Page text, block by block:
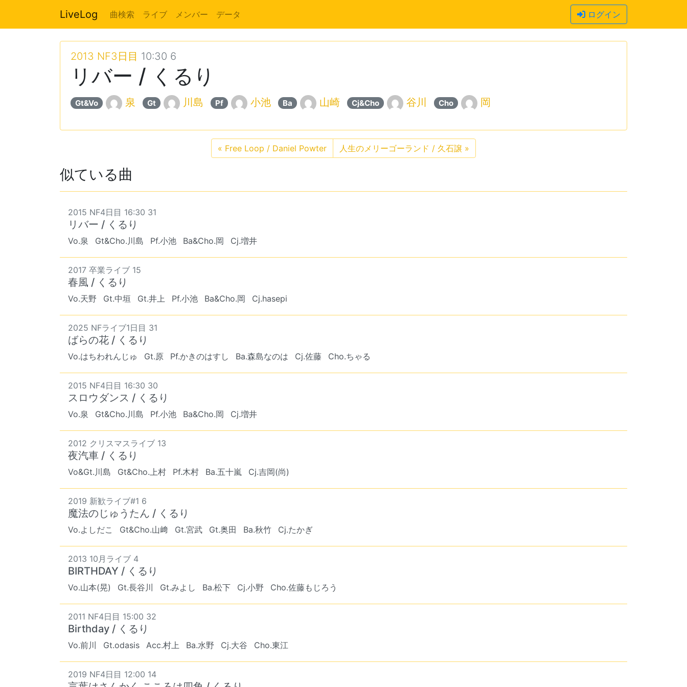
LiveLog 曲検索 ライブ メンバー データ ログイン
2013 NF3日目 10:30 6
リバー / くるり
Gt&Vo 泉 Gt 川島 Pf 小池 Ba 山崎 Cj&Cho 谷川 Cho 岡
« Free Loop / Daniel Powter 人生のメリーゴーランド / 久石譲 »
似ている曲
2015 NF4日目 16:30 31
リバー / くるり
Vo.泉 Gt&Cho.川島 Pf.小池 Ba&Cho.岡 Cj.増井
2017 卒業ライブ 15
春風 / くるり
Vo.天野 Gt.中垣 Gt.井上 Pf.小池 Ba&Cho.岡 Cj.hasepi
2025 NFライブ1日目 31
ばらの花 / くるり
Vo.はちわれんじゅ Gt.原 Pf.かきのはすし Ba.森島なのは Cj.佐藤 Cho.ちゃる
2015 NF4日目 16:30 30
スロウダンス / くるり
Vo.泉 Gt&Cho.川島 Pf.小池 Ba&Cho.岡 Cj.増井
2012 クリスマスライブ 13
夜汽車 / くるり
Vo&Gt.川島 Gt&Cho.上村 Pf.木村 Ba.五十嵐 Cj.吉岡(尚)
2019 新歓ライブ#1 6
魔法のじゅうたん / くるり
Vo.よしだこ Gt&Cho.山﨑 Gt.宮武 Gt.奥田 Ba.秋竹 Cj.たかぎ
2013 10月ライブ 4
BIRTHDAY / くるり
Vo.山本(晃) Gt.長谷川 Gt.みよし Ba.松下 Cj.小野 Cho.佐藤もじろう
2011 NF4日目 15:00 32
Birthday / くるり
Vo.前川 Gt.odasis Acc.村上 Ba.水野 Cj.大谷 Cho.東江
2019 NF4日目 12:00 14